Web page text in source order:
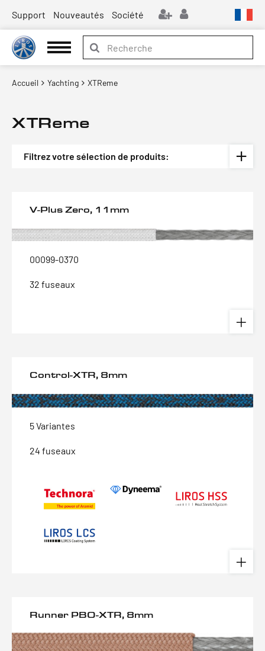
Support Nouveautés Société
Accueil Yachting XTReme
XTReme
Filtrez votre sélection de produits:
V-Plus Zero, 11mm
00099-0370
32 fuseaux
Control-XTR, 8mm
5 Variantes
24 fuseaux
Runner PBO-XTR, 8mm